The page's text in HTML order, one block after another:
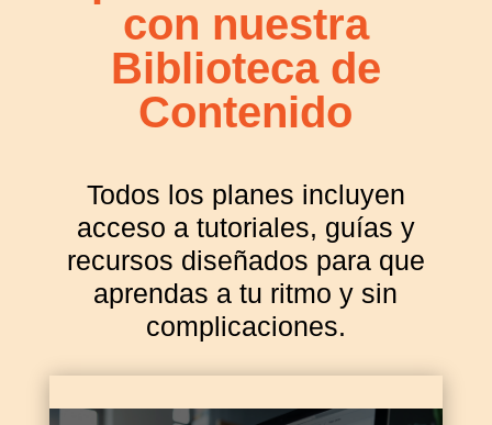
con nuestra
Biblioteca de
Contenido
Todos los planes incluyen
acceso a tutoriales, guías y
recursos diseñados para que
aprendas a tu ritmo y sin
complicaciones.